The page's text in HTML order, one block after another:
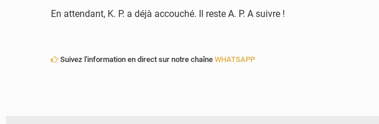
En attendant, K. P. a déjà accouché. Il reste A. P. A suivre !
Suivez l'information en direct sur notre chaîne WHATSAPP